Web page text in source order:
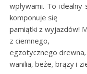
wpływami. To idealny
komponuje się
pamiątki z wyjazdów!
z ciemnego,
egzotycznego
wanilia, beże, brązy i